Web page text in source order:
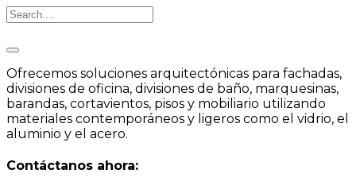
Ofrecemos soluciones arquitectónicas para fachadas,
divisiones de oficina, divisiones de baño, marquesinas,
barandas, cortavientos, pisos y mobiliario utilizando
materiales contemporáneos y ligeros como el vidrio, el
aluminio y el acero.
Contáctanos ahora: